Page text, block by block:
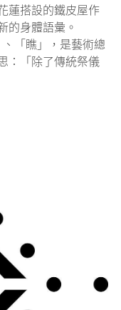
蓮搭設的鐵皮屋作
的身體語彙。
「瞧」，是藝術總
：「除了傳統祭儀